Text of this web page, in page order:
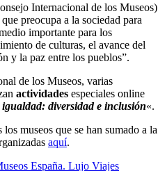
Internacional de los Museos)
preocupa a la sociedad para
importante para los
de culturas, el avance del
y la paz entre los pueblos”.
de los Museos, varias
actividades especiales online
diversidad e inclusión«.
museos que se han sumado a la
aquí.